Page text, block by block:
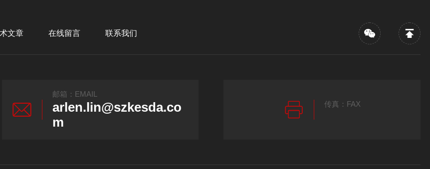
文章 在线留言 联系我们
邮箱：EMAIL
arlen.lin@szkesda.co
m
传真：FAX